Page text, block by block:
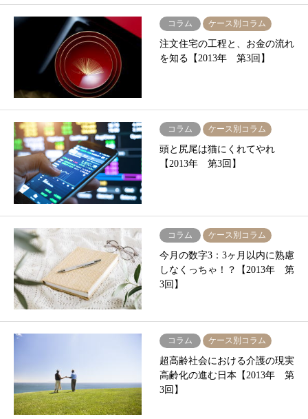
コラム ケース別コラム
注文住宅の工程と、お金の流れ
を知る【2013年 第3回】
コラム ケース別コラム
頭と尻尾は猫にくれてやれ
【2013年 第3回】
コラム ケース別コラム
今月の数字3：3ヶ月以内に熟慮
しなくっちゃ！？【2013年 第
3回】
コラム ケース別コラム
超高齢社会における介護の現実
高齢化の進む日本【2013年 第
3回】